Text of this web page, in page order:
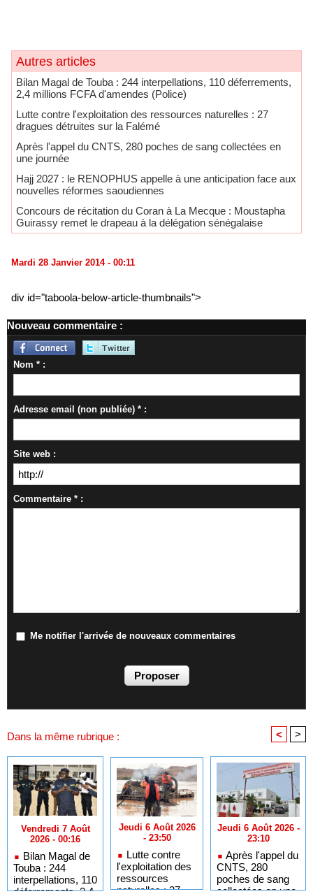
Autres articles
Bilan Magal de Touba : 244 interpellations, 110 déferrements,
2,4 millions FCFA d'amendes (Police)
Lutte contre l'exploitation des ressources naturelles : 27
dragues détruites sur la Falémé
Après l'appel du CNTS, 280 poches de sang collectées en
une journée
Hajj 2027 : le RENOPHUS appelle à une anticipation face aux
nouvelles réformes saoudiennes
Concours de récitation du Coran à La Mecque : Moustapha
Guirassy remet le drapeau à la délégation sénégalaise
Mardi 28 Janvier 2014 - 00:11
div id="taboola-below-article-thumbnails">
Nouveau commentaire :
Nom * :
Adresse email (non publiée) * :
Site web :
Commentaire * :
Me notifier l'arrivée de nouveaux commentaires
Dans la même rubrique : < >
Vendredi 7 Août
2026 - 00:16
Bilan Magal de
Touba : 244
interpellations, 110
déferrements, 2,4
Jeudi 6 Août 2026
- 23:50
Lutte contre
l'exploitation des
ressources
naturelles : 27
Jeudi 6 Août 2026 -
23:10
Après l'appel du
CNTS, 280
poches de sang
collectées en une